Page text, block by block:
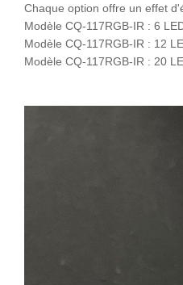
Chaque option offre un effet
Modèle CQ-117RGB-IR : 6
Modèle CQ-117RGB-IR : 12
Modèle CQ-117RGB-IR : 20